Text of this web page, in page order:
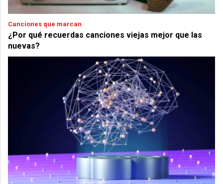
Canciones que marcan
¿Por qué recuerdas canciones viejas mejor que las
nuevas?